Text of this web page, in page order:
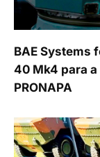
BAE Systems
40 Mk4 para
PRONAPA